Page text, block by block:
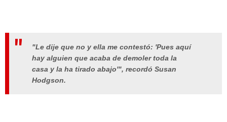
"Le dije que no y ella me contestó: 'Pues aquí
hay alguien que acaba de demoler toda la
casa y la ha tirado abajo'", recordó Susan
Hodgson.